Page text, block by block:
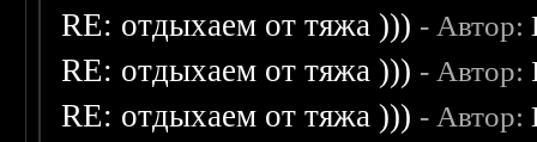
RE: отдыхаем от тяжа ))) - Автор:
RE: отдыхаем от тяжа ))) - Автор:
RE: отдыхаем от тяжа ))) - Автор: